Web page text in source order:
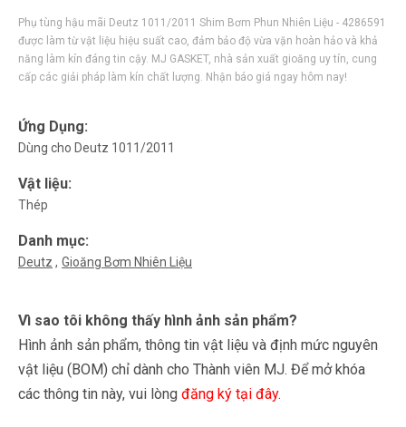
Phụ tùng hậu mãi Deutz 1011/2011 Shim Bơm Phun Nhiên Liệu - 4286591
được làm từ vật liệu hiệu suất cao, đảm bảo độ vừa vặn hoàn hảo và khả
năng làm kín đáng tin cậy. MJ GASKET, nhà sản xuất gioăng uy tín, cung
cấp các giải pháp làm kín chất lượng. Nhận báo giá ngay hôm nay!
Ứng Dụng:
Dùng cho Deutz 1011/2011
Vật liệu:
Thép
Danh mục:
Deutz Gioăng Bơm Nhiên Liệu
Vì sao tôi không thấy hình ảnh sản phẩm?
Hình ảnh sản phẩm, thông tin vật liệu và định mức nguyên
vật liệu (BOM) chỉ dành cho Thành viên MJ. Để mở khóa
các thông tin này, vui lòng đăng ký tại đây.